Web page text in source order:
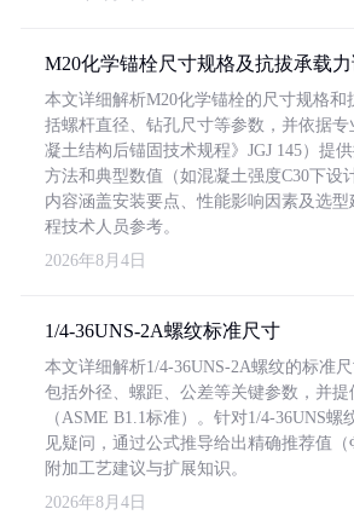
M20化学锚栓尺寸规格及抗拔承载
本文详细解析M20化学锚栓的尺寸规格和
括螺杆直径、钻孔尺寸等参数，并依据
凝土结构后锚固技术规程》JGJ 145）提
方法和典型数值（如混凝土强度C30下设
内容涵盖安装要点、性能影响因素及选
程技术人员参考。
2026年8月4日
1/4-36UNS-2A螺纹标准尺寸
本文详细解析1/4-36UNS-2A螺纹的标准
包括外径、螺距、公差等关键参数，并
（ASME B1.1标准）。针对1/4-36UNS螺
见疑问，通过公式推导给出精确推荐值
附加工艺建议与扩展知识。
2026年8月4日